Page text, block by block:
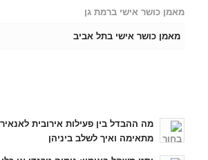
מאמן כושר אישי ברמת גן
מאמן כושר אישי בתל אביב
מה ההבדל בין פעילות אירובית
מתאימה ואיך לשלב ביניהן